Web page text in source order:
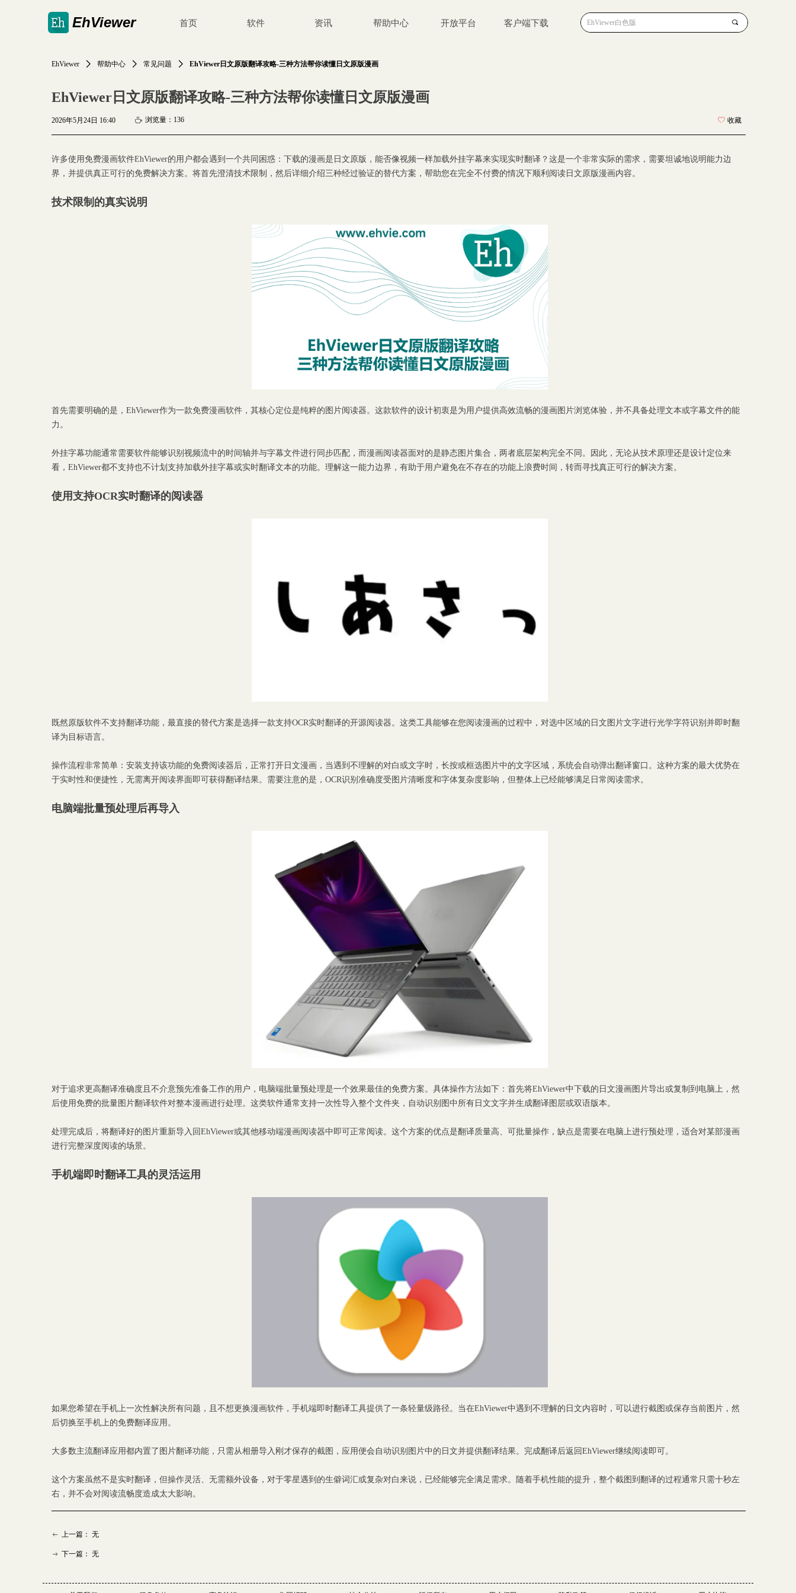
首页 软件 资讯 帮助中心 开放平台 客户端下载 끠
EhViewer
EhViewer日文原版翻译攻略-三种方法帮你读懂日文原版漫画
EhViewer ꄲ 帮助中心 ꄲ 常见问题 ꄲ EhViewer日文原版翻译攻略-三种方法帮你读懂日文原版漫画
许多使用免费漫画软件EhViewer的用户都会遇到一个共同困惑：下载的漫画是日文原版，能否像视频一样加载外挂字幕来实现实时翻译？这是一个非常实际的需求，需要坦诚地说明能力边
界，并提供真正可行的免费解决方案。将首先澄清技术限制，然后详细介绍三种经过验证的替代方案，帮助您在完全不付费的情况下顺利阅读日文原版漫画内容。
技术限制的真实说明
首先需要明确的是，EhViewer作为一款免费漫画软件，其核心定位是纯粹的图片阅读器。这款软件的设计初衷是为用户提供高效流畅的漫画图片浏览体验，并不具备处理文本或字幕文件的能
力。
外挂字幕功能通常需要软件能够识别视频流中的时间轴并与字幕文件进行同步匹配，而漫画阅读器面对的是静态图片集合，两者底层架构完全不同。因此，无论从技术原理还是设计定位来
看，EhViewer都不支持也不计划支持加载外挂字幕或实时翻译文本的功能。理解这一能力边界，有助于用户避免在不存在的功能上浪费时间，转而寻找真正可行的解决方案。
使用支持OCR实时翻译的阅读器
既然原版软件不支持翻译功能，最直接的替代方案是选择一款支持OCR实时翻译的开源阅读器。这类工具能够在您阅读漫画的过程中，对选中区域的日文图片文字进行光学字符识别并即时翻
译为目标语言。
操作流程非常简单：安装支持该功能的免费阅读器后，正常打开日文漫画，当遇到不理解的对白或文字时，长按或框选图片中的文字区域，系统会自动弹出翻译窗口。这种方案的最大优势在
于实时性和便捷性，无需离开阅读界面即可获得翻译结果。需要注意的是，OCR识别准确度受图片清晰度和字体复杂度影响，但整体上已经能够满足日常阅读需求。
电脑端批量预处理后再导入
对于追求更高翻译准确度且不介意预先准备工作的用户，电脑端批量预处理是一个效果最佳的免费方案。具体操作方法如下：首先将EhViewer中下载的日文漫画图片导出或复制到电脑上，然
后使用免费的批量图片翻译软件对整本漫画进行处理。这类软件通常支持一次性导入整个文件夹，自动识别图中所有日文文字并生成翻译图层或双语版本。
处理完成后，将翻译好的图片重新导入回EhViewer或其他移动端漫画阅读器中即可正常阅读。这个方案的优点是翻译质量高、可批量操作，缺点是需要在电脑上进行预处理，适合对某部漫画
进行完整深度阅读的场景。
手机端即时翻译工具的灵活运用
如果您希望在手机上一次性解决所有问题，且不想更换漫画软件，手机端即时翻译工具提供了一条轻量级路径。当在EhViewer中遇到不理解的日文内容时，可以进行截图或保存当前图片，然
后切换至手机上的免费翻译应用。
大多数主流翻译应用都内置了图片翻译功能，只需从相册导入刚才保存的截图，应用便会自动识别图片中的日文并提供翻译结果。完成翻译后返回EhViewer继续阅读即可。
这个方案虽然不是实时翻译，但操作灵活、无需额外设备，对于零星遇到的生僻词汇或复杂对白来说，已经能够完全满足需求。随着手机性能的提升，整个截图到翻译的过程通常只需十秒左
右，并不会对阅读流畅度造成太大影响。
2026年5月24日 16:40 ꄘ 浏览量： 136 ꄀ 收藏
ꂃ 上一篇： 无
ꁹ 下一篇： 无